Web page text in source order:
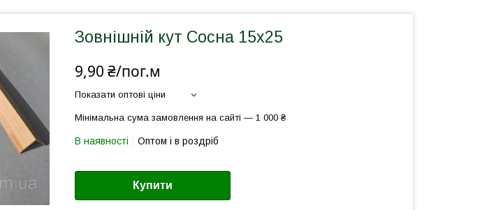
Зовнішній кут Сосна 15х25
9,90 ₴/пог.м
Показати оптові ціни
Мінімальна сума замовлення на сайті — 1 000 ₴
В наявності Оптом і в роздріб
Купити